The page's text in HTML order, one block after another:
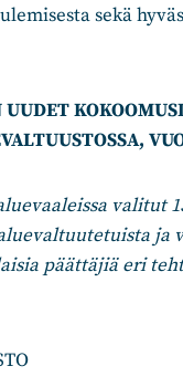
sekä
valitut
ja
päättäjiä eri